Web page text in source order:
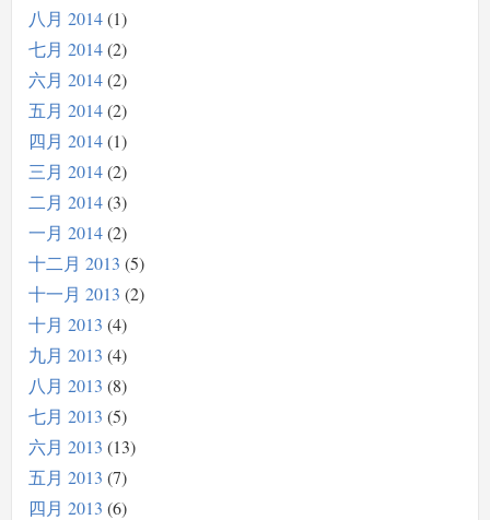
八月 2014 1
七月 2014 2
六月 2014 2
五月 2014 2
四月 2014 1
三月 2014 2
二月 2014 3
一月 2014 2
十二月 2013 5
十一月 2013 2
十月 2013 4
九月 2013 4
八月 2013 8
七月 2013 5
六月 2013 13
五月 2013 7
四月 2013 6